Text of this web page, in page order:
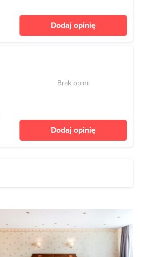
Dodaj opinię
Brak opinii
Dodaj opinię